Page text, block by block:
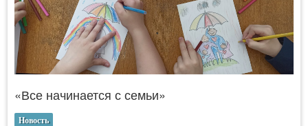
«Все начинается с семьи»
Новость